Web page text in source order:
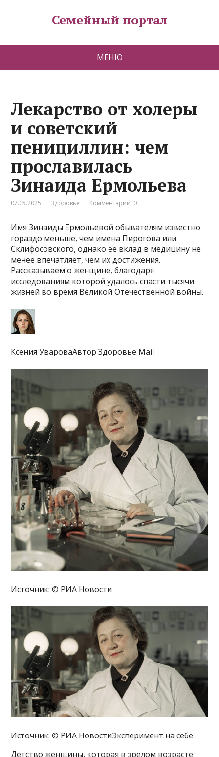
Семейный портал
МЕНЮ
Лекарство от холеры
и советский
пенициллин: чем
прославилась
Зинаида Ермольева
07.05.2025 Здоровье Комментарии: 0
Имя Зинаиды Ермольевой обывателям известно
гораздо меньше, чем имена Пирогова или
Склифосовского, однако ее вклад в медицину не
менее впечатляет, чем их достижения.
Рассказываем о женщине, благодаря
исследованиям которой удалось спасти тысячи
жизней во время Великой Отечественной войны.
Ксения УвароваАвтор Здоровье Mail
Источник: © РИА Новости
Источник: © РИА НовостиЭксперимент на себе
Детство женщины, которая в зрелом возрасте